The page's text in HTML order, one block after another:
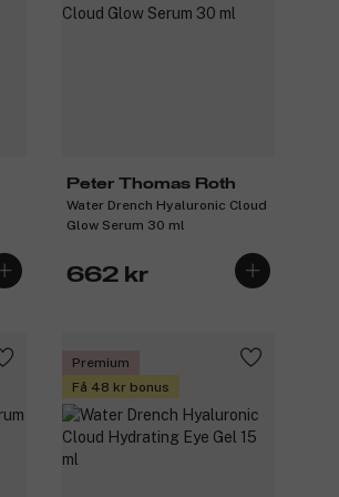
Peter Thomas Roth
Water Drench Hyaluronic Cloud
Glow Serum 30 ml
662 kr
Premium
Få 48 kr bonus